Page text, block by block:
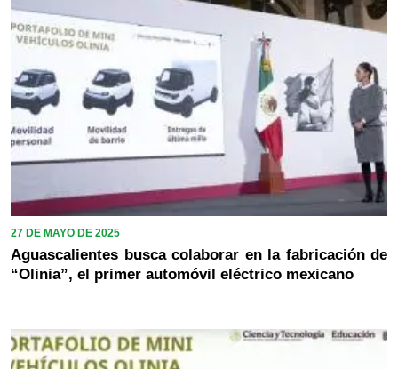
27 DE MAYO DE 2025
Aguascalientes busca colaborar en la fabricación de
“Olinia”, el primer automóvil eléctrico mexicano